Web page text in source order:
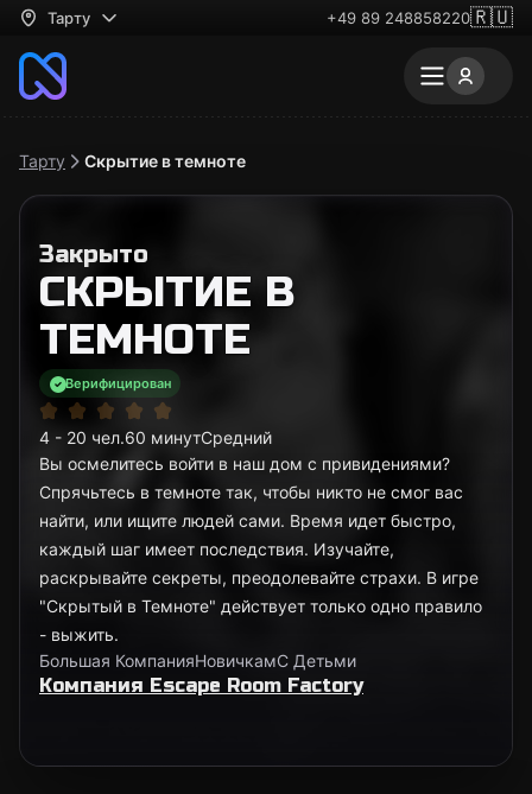
Тарту +49 89 248858220🇷🇺
Тарту Скрытие в темноте
Закрыто
СКРЫТИЕ В
ТЕМНОТЕ
Верифицирован
4 - 20 чел.60 минутСредний
Вы осмелитесь войти в наш дом с привидениями?
Спрячьтесь в темноте так, чтобы никто не смог вас
найти, или ищите людей сами. Время идет быстро,
каждый шаг имеет последствия. Изучайте,
раскрывайте секреты, преодолевайте страхи. В игре
"Скрытый в Темноте" действует только одно правило
- выжить.
Большая КомпанияНовичкамС Детьми
Компания Escape Room Factory